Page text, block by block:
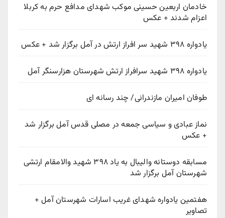
خادمان اربعین حسینی موکب شهدای مدافع حرم به کربلا
اعزام شدند + عکس
یادواره ۳۹۸ شهید سر افراز ارتش در آمل برگزار شد + عکس
یادواره ۳۹۸ شهید سرافراز ارتش شهرستان هزارسنگر آمل
طوفان امیران مازندرانی/ چند رسانه ای
نماز عبادی و سیاسی جمعه در مصلی قدس آمل برگزار شد
+ عکس
مسابقه دوستانه والیبال به یاد ۳۹۸ شهید والامقام ارتشی
شهرستان آمل برگزار شد
هفتمین یادواره شهدای غریب اسارات شهرستان آمل +
تصاویر